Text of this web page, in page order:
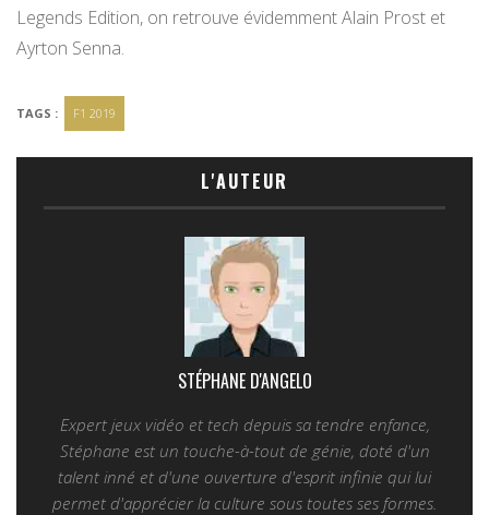
Legends Edition, on retrouve évidemment Alain Prost et
Ayrton Senna.
TAGS : F1 2019
L'AUTEUR
STÉPHANE D'ANGELO
Expert jeux vidéo et tech depuis sa tendre enfance,
Stéphane est un touche-à-tout de génie, doté d'un
talent inné et d'une ouverture d'esprit infinie qui lui
permet d'apprécier la culture sous toutes ses formes.